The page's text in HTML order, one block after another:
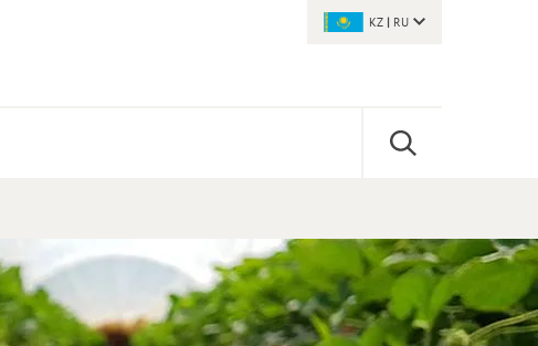
KZ | RU